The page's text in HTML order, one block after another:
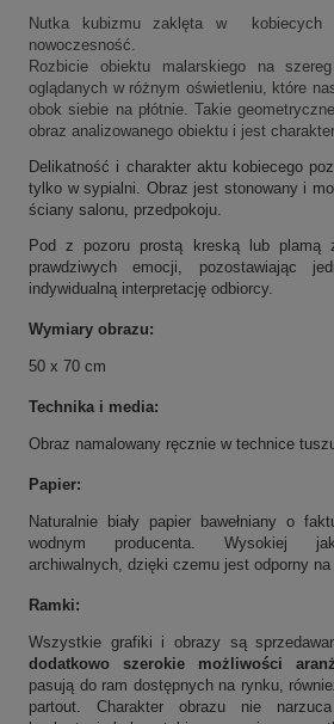
Nutka kubizmu zaklęta w kobiecych
nowoczesność.
Rozbicie obiektu malarskiego na
oglądanych w różnym oświetleniu, które
obok siebie na płótnie. Takie
obraz analizowanego obiektu i jest
Delikatność i charakter aktu kobiecego
tylko w sypialni. Obraz jest stonowany i
ściany salonu, przedpokoju.
Pod z pozoru prostą kreską lub plamą
prawdziwych emocji, pozostawiając
indywidualną interpretację odbiorcy.
Wymiary obrazu:
50 x 70 cm
Technika i media:
Obraz namalowany ręcznie w technice
Papier:
Naturalnie biały papier bawełniany o
wodnym producenta. Wysokiej
archiwalnych, dzięki czemu jest odporny na
Ramki:
Wszystkie grafiki i obrazy są
dodatkowo szerokie możliwości
pasują do ram dostępnych na rynku,
partout. Charakter obrazu nie